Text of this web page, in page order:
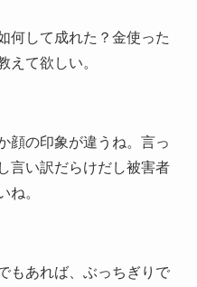
何して成れた？金使った
えて欲しい。
顔の印象が違うね。言っ
言い訳だらけだし被害者
ね。
もあれば、ぶっちぎりで